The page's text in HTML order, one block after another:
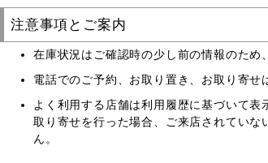
注意事項とご案内
在庫状況はご確認時の少し前の情報のため
電話でのご予約、お取り置き、お取り寄せ
よく利用する店舗は利用履歴に基づいて表
取り寄せを行った場合、ご来店されてい
ん。